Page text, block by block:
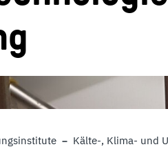
Kälte-, Klima- und